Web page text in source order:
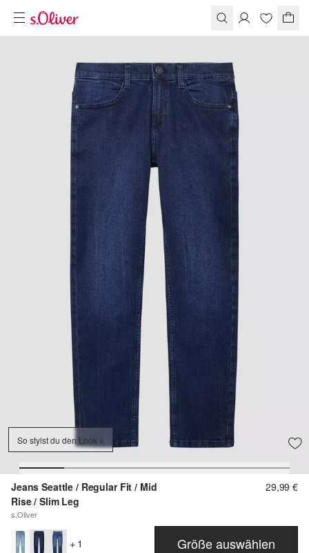
So stylst du den Look
Jeans Seattle / Regular Fit / Mid
Rise / Slim Leg
s.Oliver
29,99 €
+ 1 Größe auswählen